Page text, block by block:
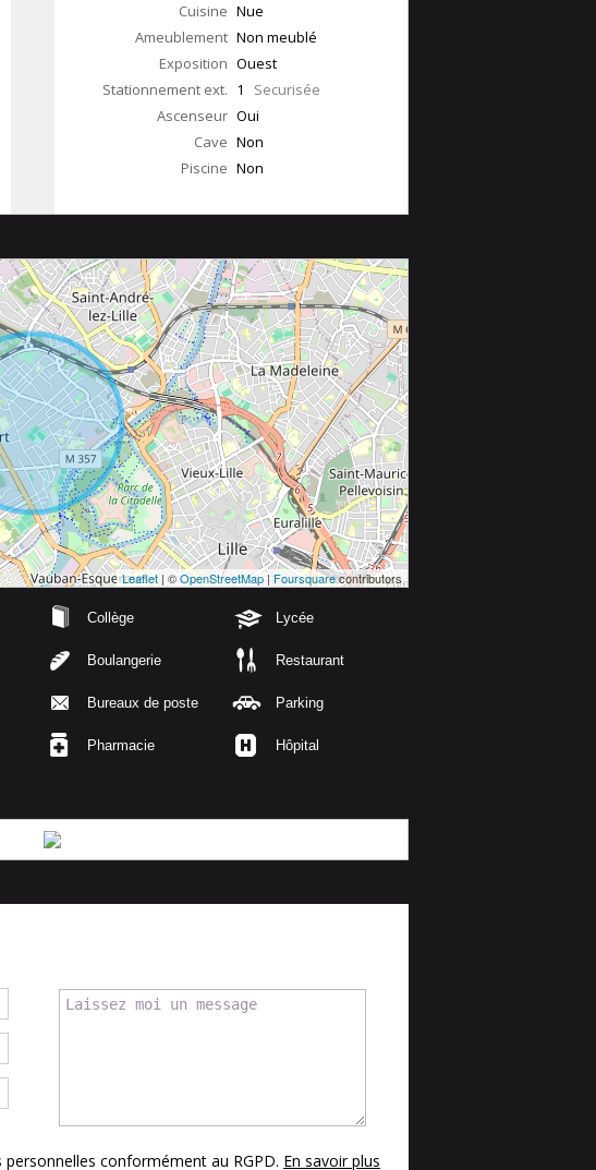
Cuisine Nue
Ameublement Non meublé
Exposition Ouest
Stationnement ext. 1 Securisée
Ascenseur Oui
Cave Non
Piscine Non
Leaflet | ©OpenStreetMap|Foursquarecontributors
Collège Lycée
Boulangerie Restaurant
Bureaux de poste Parking
Pharmacie Hôpital
conformément au RGPD. En savoir plus